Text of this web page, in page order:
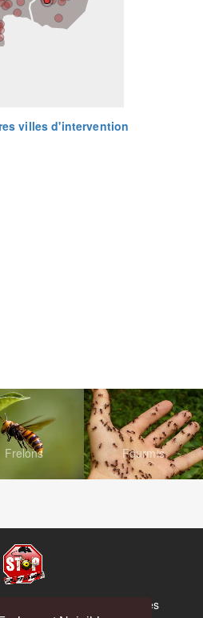
villes d'intervention
Frelons Fourmis
Guêpes, Frelons et Nuisibles